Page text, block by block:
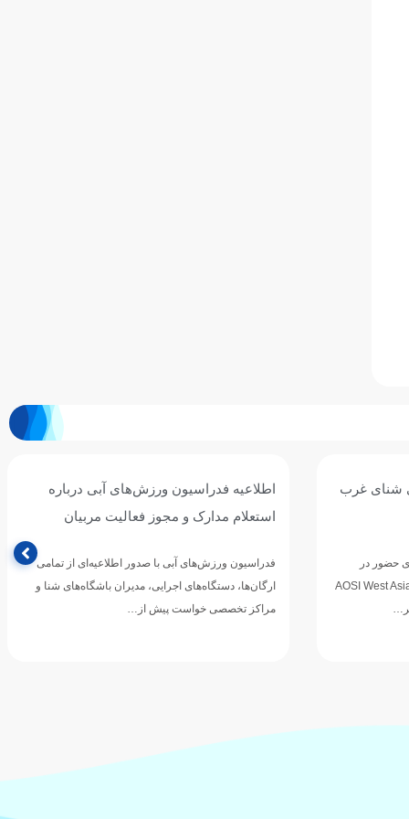
آبی درباره
اطلاعیه‌ای از تمامی
مدیران باشگاه‌های شنا و
امیر مطاعی: فاصله ما با رقبای آسیایی
شده؛ برای خلق شگفتی در ناگویا آماده
امیر مطاعی، ملی‌پوش شنای ایران که در ماه‌های
ثبت رکوردهای ارزشمند در رقابت‌های داخلی و